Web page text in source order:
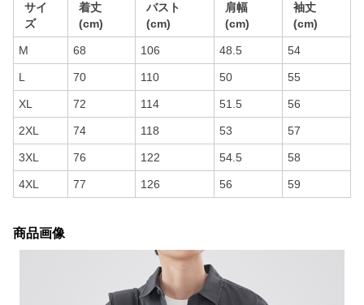
サイ
ズ
着丈
(cm)
バスト
(cm)
肩幅
(cm)
袖丈
(cm)
M 68 106 48.5 54
L 70 110 50 55
XL 72 114 51.5 56
2XL 74 118 53 57
3XL 76 122 54.5 58
4XL 77 126 56 59
商品画像